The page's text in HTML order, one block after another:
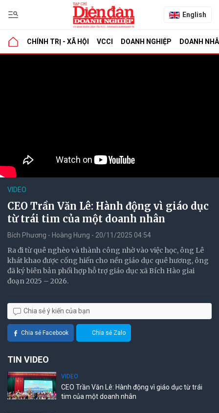
English
CHÍNH TRỊ - XÃ HỘI VCCI DOANH NGHIỆP DOANH
VIDEO
CEO Trần Văn Lê: Hành động vì giáo dục
từ trái tim của một doanh nhân
Bích Phương - Hoàng Hưng - 20/11/2025 04:54
Ra đi từ quê nghèo và thành công nhờ vào việc học, ông Lê
khát khao được cống hiến cho nền giáo dục quê hương, ông
đã ký biên bản phối hợp hỗ trợ giáo dục xã Bích Hào giai
đoạn 2025 – 2026.
Chia sẻ ý kiến của bạn
Chia sẻ Facebook Chia sẻ Zalo
TIN VIDEO
VIDEO
CEO Trần Văn Lê: Hành động vì giáo dục từ trái
tim của một doanh nhân